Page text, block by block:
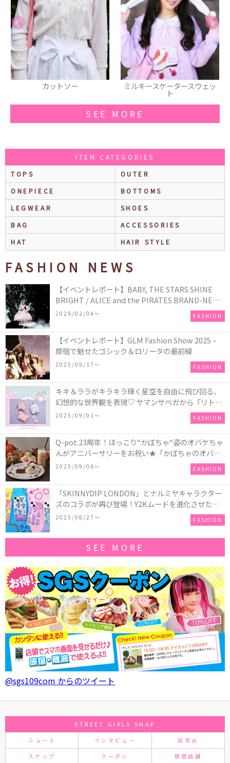
ミルキースケータースウェッ パンプス
SEE MORE
ITEM CATEGORIES
TOPS
OUTER
ONEPIECE
BOTTOMS
LEGWEAR
SHOES
BAG
ACCESSORIES
HAT
HAIR STYLE
FASHION NEWS
【イベントレポート】BABY, THE STARS SHINE
BRIGHT / ALICE and the PIRATES BRAND-NEW
COLLECTION in TOKYO
2026/02/04〜 FASHION
【イベントレポート】GLM Fashion Show 2025 –
原宿で魅せたゴシック＆ロリータの最前線
2025/09/17〜 FASHION
キキ＆ララがキラキラ輝く星空を自由に飛び回る、
幻想的な世界観を表現♡ サマンサベガから『リトル
ツインスターズ』50周年アニバーサリーイヤー』を
2025/09/01〜 FASHION
Q-pot.23周年！ほっこり“かぼちゃ“姿のオバケちゃ
んがアニバーサリーをお祝い★「かぼちゃのオバケ
ーキアクセサリー」が新発売！Q-pot CAFE.では
「かぼちゃのオバケーキプレート」も登場
2025/09/06〜 FASHION
「SKINNYDIP LONDON」とナルミヤキャラクター
ズのコラボが再び登場！Y2Kムードを進化させた新
作コレクションを発売♪
2025/08/27〜 FASHION
SEE MORE
@sgs109com からのツイート
STREET GIRLS SNAP
ニュース インタビュー 試写会
スナップ クーポン 原宿店舗